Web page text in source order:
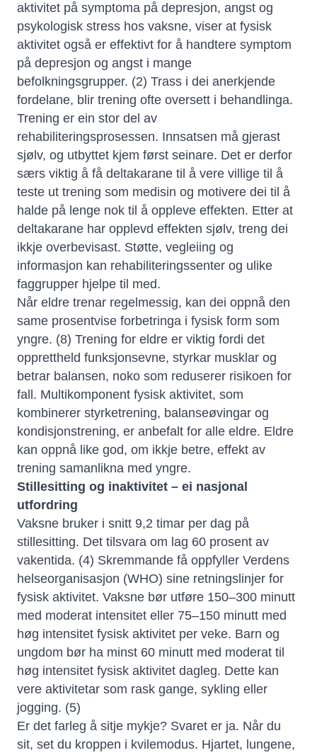
aktivitet på symptoma på depresjon, angst og
psykologisk stress hos vaksne, viser at fysisk
aktivitet også er effektivt for å handtere symptom
på depresjon og angst i mange
befolkningsgrupper. (2) Trass i dei anerkjende
fordelane, blir trening ofte oversett i behandlinga.
Trening er ein stor del av
rehabiliteringsprosessen. Innsatsen må gjerast
sjølv, og utbyttet kjem først seinare. Det er derfor
særs viktig å få deltakarane til å vere villige til å
teste ut trening som medisin og motivere dei til å
halde på lenge nok til å oppleve effekten. Etter at
deltakarane har opplevd effekten sjølv, treng dei
ikkje overbevisast. Støtte, vegleiing og
informasjon kan rehabiliteringssenter og ulike
faggrupper hjelpe til med.
Når eldre trenar regelmessig, kan dei oppnå den
same prosentvise forbetringa i fysisk form som
yngre. (8) Trening for eldre er viktig fordi det
opprettheld funksjonsevne, styrkar musklar og
betrar balansen, noko som reduserer risikoen for
fall. Multikomponent fysisk aktivitet, som
kombinerer styrketrening, balanseøvingar og
kondisjonstrening, er anbefalt for alle eldre. Eldre
kan oppnå like god, om ikkje betre, effekt av
trening samanlikna med yngre.
Stillesitting og inaktivitet – ei nasjonal
utfordring
Vaksne bruker i snitt 9,2 timar per dag på
stillesitting. Det tilsvara om lag 60 prosent av
vakentida. (4) Skremmande få oppfyller Verdens
helseorganisasjon (WHO) sine retningslinjer for
fysisk aktivitet. Vaksne bør utføre 150–300 minutt
med moderat intensitet eller 75–150 minutt med
høg intensitet fysisk aktivitet per veke. Barn og
ungdom bør ha minst 60 minutt med moderat til
høg intensitet fysisk aktivitet dagleg. Dette kan
vere aktivitetar som rask gange, sykling eller
jogging. (5)
Er det farleg å sitje mykje? Svaret er ja. Når du
sit, set du kroppen i kvilemodus. Hjartet, lungene,